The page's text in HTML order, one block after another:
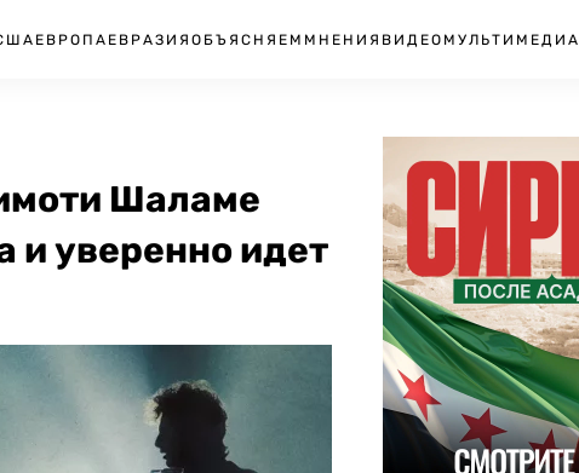
ЕВРОПА ЕВРАЗИЯ ОБЪЯСНЯЕМ МНЕНИЯ ВИДЕО МУЛЬТИМЕДИА
Шаламе
и уверенно идет